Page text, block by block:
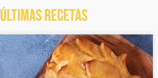
ÚLTIMAS RECETAS